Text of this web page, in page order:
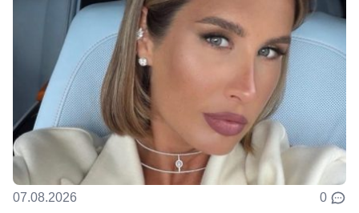
07.08.2026 0